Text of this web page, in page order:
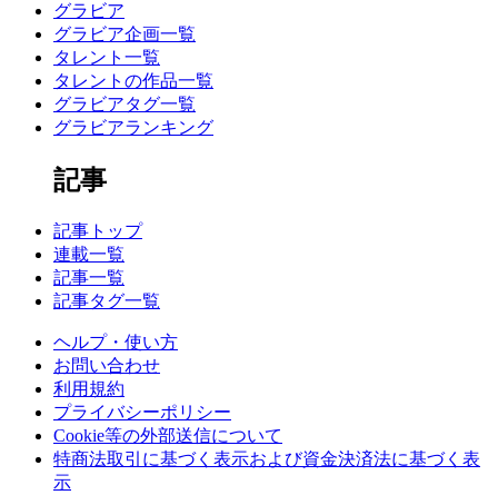
グラビア
グラビア企画一覧
タレント一覧
タレントの作品一覧
グラビアタグ一覧
グラビアランキング
記事
記事トップ
連載一覧
記事一覧
記事タグ一覧
ヘルプ・使い方
お問い合わせ
利用規約
プライバシーポリシー
Cookie等の外部送信について
特商法取引に基づく表示および資金決済法に基づく表
示